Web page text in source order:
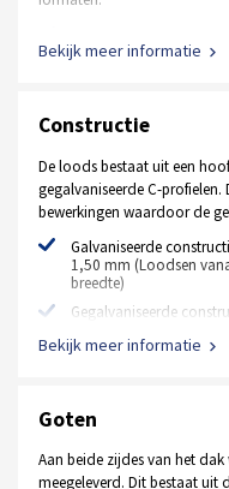
Afmeting is 2500 mm x
Uitgevoerd met
Geïsoleerde stalen
Standaard kleur RAL
Afmeting 1000 mm x
Extra opties
Elektrische motor met
Stalen loopdeur in
Raamkozijnen,
Bekijk meer informatie
Constructie
De loods bestaat uit een
gegalvaniseerde C-profielen.
bewerkingen waardoor de
Galvaniseerde
1,50 mm (Loodsen
breedte)
Gegalvaniseerde
Constructie koppelplaten
ringen, schroeven,
Bekijk meer informatie
Goten
Aan beide zijdes van het
meegeleverd. Dit bestaat uit